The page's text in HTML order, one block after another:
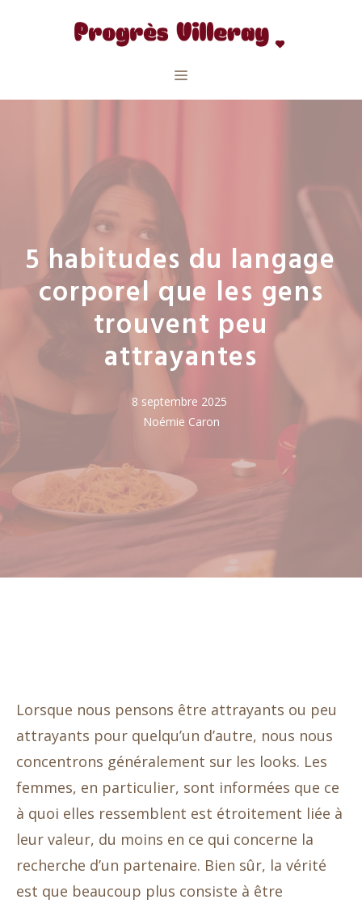
Menu
5 habitudes du langage
corporel que les gens
trouvent peu
attrayantes
8 septembre 2025
Noémie Caron
Lorsque nous pensons être attrayants ou peu
attrayants pour quelqu’un d’autre, nous nous
concentrons généralement sur les looks. Les
femmes, en particulier, sont informées que ce
à quoi elles ressemblent est étroitement liée à
leur valeur, du moins en ce qui concerne la
recherche d’un partenaire. Bien sûr, la vérité
est que beaucoup plus consiste à être